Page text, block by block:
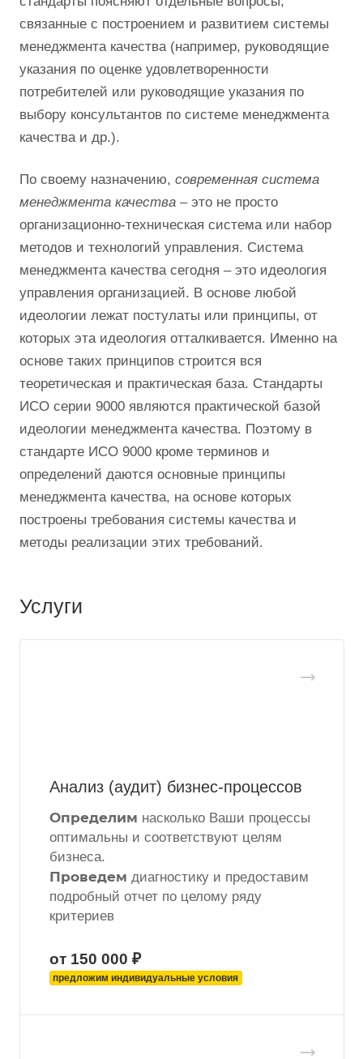
связанные с построением и развитием системы
менеджмента качества (например, руководящие
указания по оценке удовлетворенности
потребителей или руководящие указания по
выбору консультантов по системе менеджмента
качества и др.).
По своему назначению, современная система
менеджмента качества – это не просто
организационно-техническая система или набор
методов и технологий управления. Система
менеджмента качества сегодня – это идеология
управления организацией. В основе любой
идеологии лежат постулаты или принципы, от
которых эта идеология отталкивается. Именно на
основе таких принципов строится вся
теоретическая и практическая база. Стандарты
ИСО серии 9000 являются практической базой
идеологии менеджмента качества. Поэтому в
стандарте ИСО 9000 кроме терминов и
определений даются основные принципы
менеджмента качества, на основе которых
построены требования системы качества и
методы реализации этих требований.
Услуги
Анализ (аудит) бизнес-процессов
Определим насколько Ваши процессы
оптимальны и соответствуют целям
бизнеса.
Проведем диагностику и предоставим
подробный отчет по целому ряду
критериев
от 150 000 ₽
предложим индивидуальные условия